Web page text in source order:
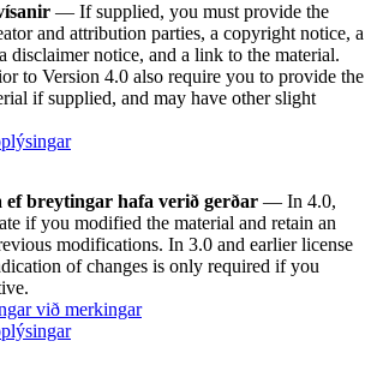
— If supplied, you must provide the
and attribution parties, a copyright notice, a
disclaimer notice, and a link to the material.
to Version 4.0 also require you to provide the
if supplied, and may have other slight
ef breytingar hafa verið gerðar — In 4.0,
if you modified the material and retain an
modifications. In 3.0 and earlier license
of changes is only required if you
við merkingar